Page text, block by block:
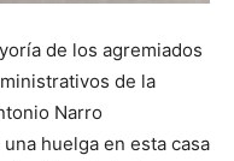
de los agremiados
de la
Narro
huelga en esta casa